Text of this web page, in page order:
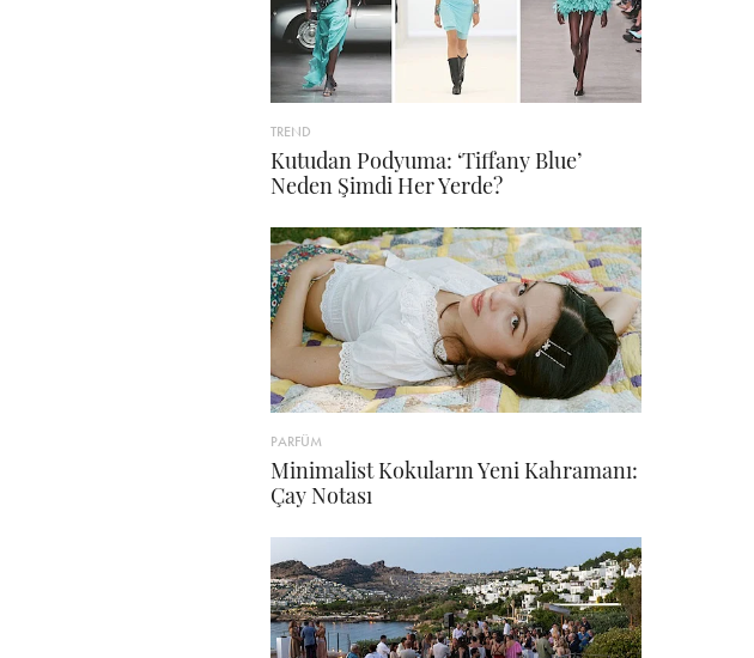
TREND
Kutudan Podyuma: ‘Tiffany Blue’
Neden Şimdi Her Yerde?
PARFÜM
Minimalist Kokuların Yeni Kahramanı:
Çay Notası